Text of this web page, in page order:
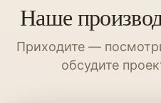
Наше
Приходите —
обсудите